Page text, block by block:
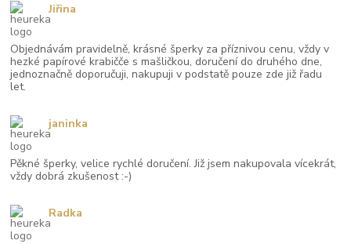
Objednávám pravidelně, krásné šperky za příznivou cenu, vždy v
hezké papírové krabičče s mašličkou, doručení do druhého dne,
jednoznačně doporučuji, nakupuji v podstatě pouze zde již řadu
let.
Jiřina
Pěkné šperky, velice rychlé doručení. Již jsem nakupovala vícekrát,
vždy dobrá zkušenost :-)
janinka
Radka